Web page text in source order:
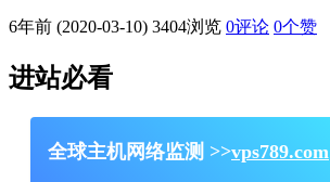
6年前 (2020-03-10) 3404浏览 0评论 0个赞
进站必看
全球主机网络监测 >>vps789.com